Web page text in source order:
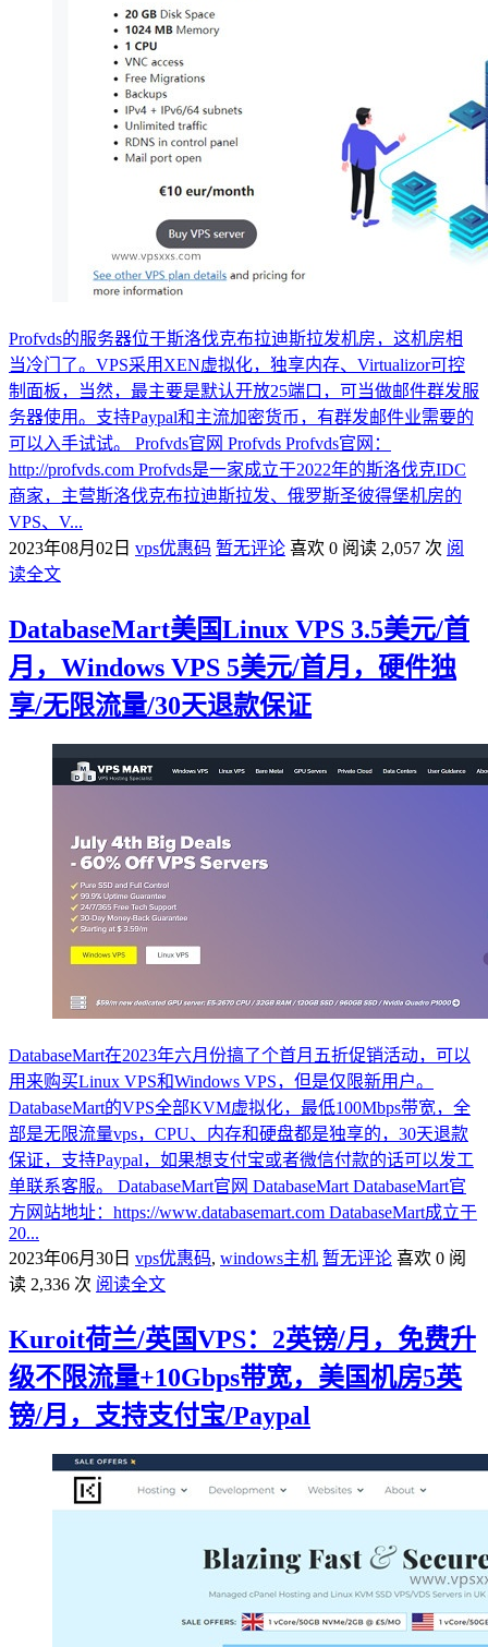
Profvds的服务器位于斯洛伐克布拉迪斯拉发机房，这机房相
当冷门了。VPS采用XEN虚拟化，独享内存、Virtualizor可控
制面板，当然，最主要是默认开放25端口，可当做邮件群发服
务器使用。支持Paypal和主流加密货币，有群发邮件业需要的
可以入手试试。 Profvds官网 Profvds Profvds官网：
http://profvds.com Profvds是一家成立于2022年的斯洛伐克IDC
商家，主营斯洛伐克布拉迪斯拉发、俄罗斯圣彼得堡机房的
VPS、V...
2023年08月02日 vps优惠码 暂无评论 喜欢 0 阅读 2,057 次 阅
读全文
DatabaseMart美国Linux VPS 3.5美元/首
月，Windows VPS 5美元/首月，硬件独
享/无限流量/30天退款保证
DatabaseMart在2023年六月份搞了个首月五折促销活动，可以
用来购买Linux VPS和Windows VPS，但是仅限新用户。
DatabaseMart的VPS全部KVM虚拟化，最低100Mbps带宽，全
部是无限流量vps，CPU、内存和硬盘都是独享的，30天退款
保证，支持Paypal，如果想支付宝或者微信付款的话可以发工
单联系客服。 DatabaseMart官网 DatabaseMart DatabaseMart官
方网站地址：https://www.databasemart.com DatabaseMart成立于
20...
2023年06月30日 vps优惠码, windows主机 暂无评论 喜欢 0 阅
读 2,336 次 阅读全文
Kuroit荷兰/英国VPS：2英镑/月，免费升
级不限流量+10Gbps带宽，美国机房5英
镑/月，支持支付宝/Paypal